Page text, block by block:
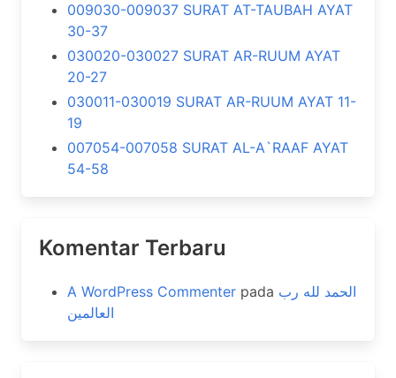
009030-009037 SURAT AT-TAUBAH AYAT
30-37
030020-030027 SURAT AR-RUUM AYAT
20-27
030011-030019 SURAT AR-RUUM AYAT 11-
19
007054-007058 SURAT AL-A`RAAF AYAT
54-58
Komentar Terbaru
A WordPress Commenter pada الحمد لله رب
العالمين